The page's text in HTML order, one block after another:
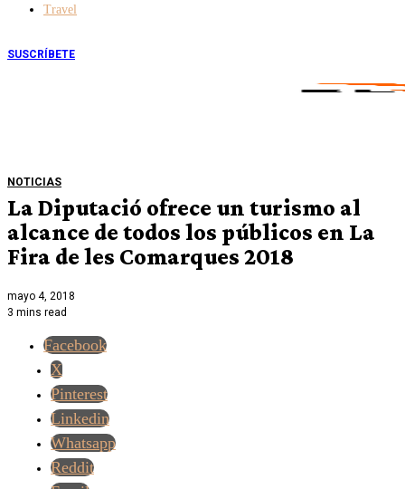
Travel
SUSCRÍBETE
NOTICIAS
La Diputació ofrece un turismo al
alcance de todos los públicos en La
Fira de les Comarques 2018
mayo 4, 2018
3 mins read
Facebook
X
Pinterest
Linkedin
Whatsapp
Reddit